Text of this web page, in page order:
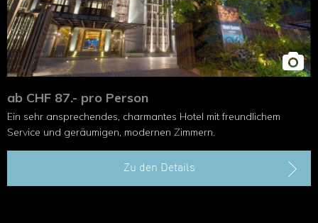
ab CHF 87.- pro Person
Ein sehr ansprechendes, charmantes Hotel mit freundlichem
Service und geräumigen, modernen Zimmern.
Zu den Details